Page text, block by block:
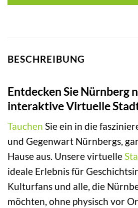
BESCHREIBUNG
Entdecken Sie Nürnberg
interaktive Virtuelle
Tauchen Sie ein in die
und Gegenwart Nürnbergs,
Hause aus. Unsere virtuelle
ideale Erlebnis für
Kulturfans und alle, die
möchten, ohne physisch vor